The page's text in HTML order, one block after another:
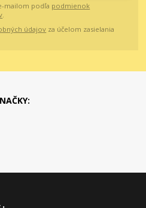
mailom podľa podmienok
údajov za účelom zasielania